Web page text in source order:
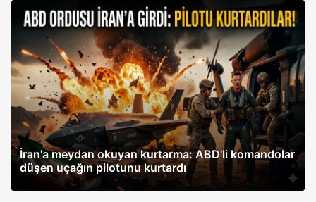
İran'a meydan okuyan kurtarma: ABD'li komandolar
düşen uçağın pilotunu kurtardı